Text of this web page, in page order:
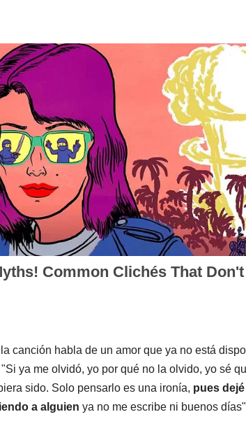
canción habla de un amor que ya no está
ya me olvidó, yo por qué no la olvido, yo sé
sido. Solo pensarlo es una ironía, pues
a alguien ya no me escribe ni buenos